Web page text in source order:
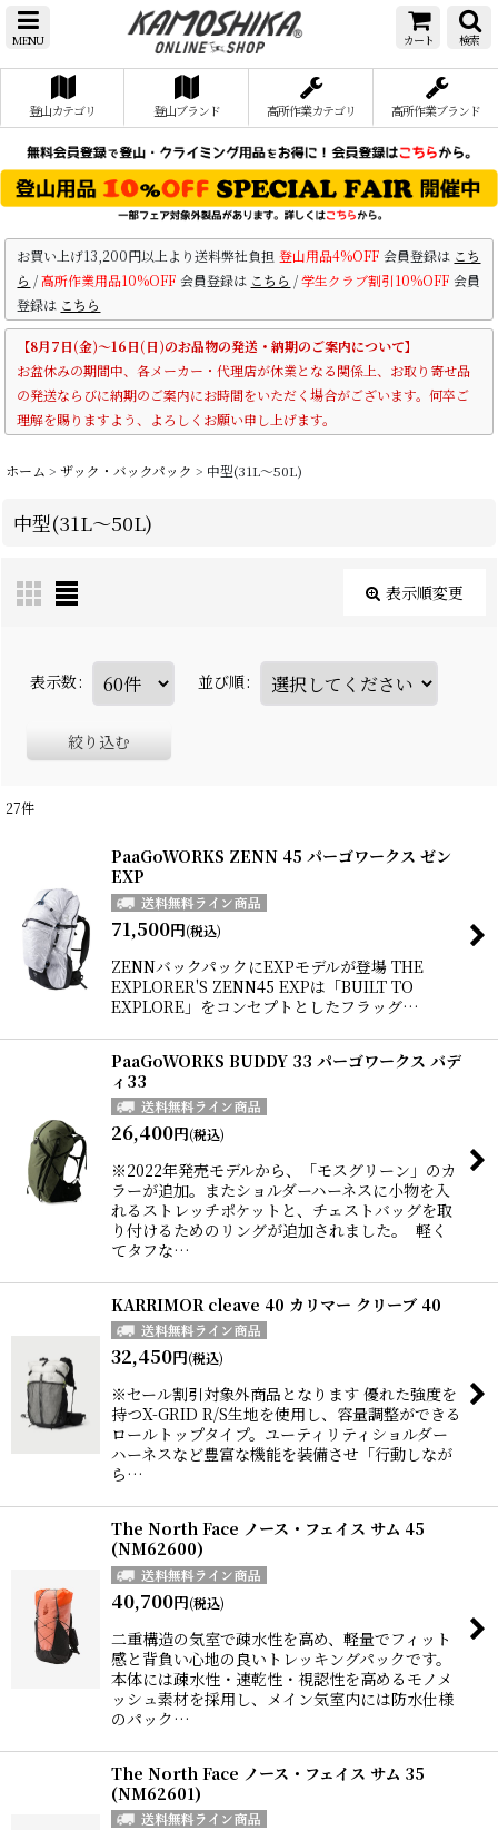
MENU カート 検索
登山カテゴリ 登山ブランド 高所作業カテゴリ 高所作業ブランド
お買い上げ13,200円以上より送料弊社負担 登山用品4%OFF 会員登録は こち
ら /高所作業用品10%OFF 会員登録は こちら /学生クラブ割引10%OFF 会員
登録は こちら
【8月7日(金)～16日(日)のお品物の発送・納期のご案内について】
お盆休みの期間中、各メーカー・代理店が休業となる関係上、お取り寄せ品
の発送ならびに納期のご案内にお時間をいただく場合がございます。何卒ご
理解を賜りますよう、よろしくお願い申し上げます。
ホーム > ザック・バックパック > 中型(31L〜50L)
中型(31L〜50L)
表示順変更
表示数: 並び順:
絞り込む
27件
PaaGoWORKS ZENN 45 パーゴワークス ゼン
EXP
71,500円(税込)
ZENNバックパックにEXPモデルが登場 THE
EXPLORER'S ZENN45 EXPは「BUILT TO
EXPLORE」をコンセプトとしたフラッグ…
PaaGoWORKS BUDDY 33 パーゴワークス バデ
ィ33
26,400円(税込)
※2022年発売モデルから、「モスグリーン」のカ
ラーが追加。またショルダーハーネスに小物を入
れるストレッチポケットと、チェストバッグを取
り付けるためのリングが追加されました。 軽く
てタフな…
KARRIMOR cleave 40 カリマー クリーブ 40
32,450円(税込)
※セール割引対象外商品となります 優れた強度を
持つX-GRID R/S生地を使用し、容量調整ができる
ロールトップタイプ。ユーティリティショルダー
ハーネスなど豊富な機能を装備させ「行動しなが
ら…
The North Face ノース・フェイス サム 45
(NM62600)
40,700円(税込)
二重構造の気室で疎水性を高め、軽量でフィット
感と背負い心地の良いトレッキングパックです。
本体には疎水性・速乾性・視認性を高めるモノメ
ッシュ素材を採用し、メイン気室内には防水仕様
のパック…
The North Face ノース・フェイス サム 35
(NM62601)